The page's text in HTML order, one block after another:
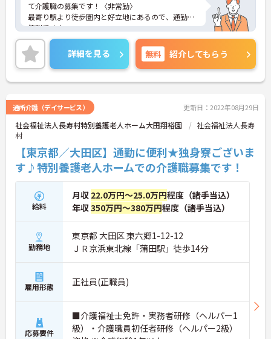
て介護職の募集です！〈非常勤〉
最寄り駅より徒歩圏内と好立地にあるので、通勤に
便利です♪
勤務日数は相談に応じますのでワークライフバラン
スを大切にしながら働いていただけます★
ご興味のある方は、マイナビ介護職までお問い合わ
せください。
詳細を見る 無料 紹介してもらう
通所介護（デイサービス） 更新日：2022年08月29日
社会福祉法人長寿村特別養護老人ホーム大田翔裕園
社会福祉法人長寿
村
【東京都／大田区】通勤に便利★独身寮ございま
す♪特別養護老人ホームでの介護職募集です！
給料
月収 22.0万円～25.0万円程度（諸手当込）
年収350万円～380万円程度（諸手当込）
勤務地
東京都 大田区 東六郷1-12-12
ＪＲ京浜東北線「蒲田駅」徒歩14分
雇用形態 正社員(正職員)
応募要件
■介護福祉士免許・実務者研修（ヘルパー1
級）・介護職員初任者研修（ヘルパー2級）